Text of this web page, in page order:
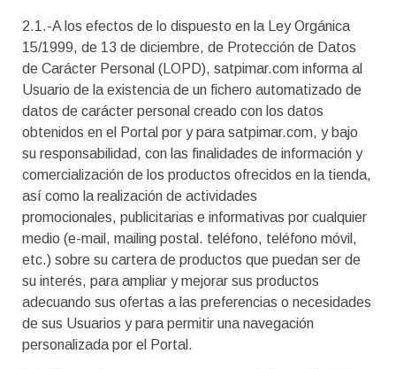
2.1.-A los efectos de lo dispuesto en la Ley Orgánica
15/1999, de 13 de diciembre, de Protección de Datos
de Carácter Personal (LOPD), satpimar.com informa al
Usuario de la existencia de un fichero automatizado de
datos de carácter personal creado con los datos
obtenidos en el Portal por y para satpimar.com, y bajo
su responsabilidad, con las finalidades de información y
comercialización de los productos ofrecidos en la tienda,
así como la realización de actividades
promocionales, publicitarias e informativas por cualquier
medio (e-mail, mailing postal. teléfono, teléfono móvil,
etc.) sobre su cartera de productos que puedan ser de
su interés, para ampliar y mejorar sus productos
adecuando sus ofertas a las preferencias o necesidades
de sus Usuarios y para permitir una navegación
personalizada por el Portal.